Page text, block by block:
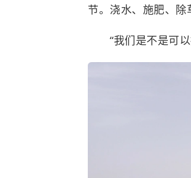
节。浇水、施肥、除
“我们是不是可以